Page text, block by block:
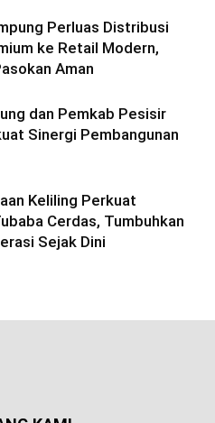
Perluas Distribusi
ke Retail Modern,
Aman
dan Pemkab Pesisir
Sinergi Pembangunan
Keliling Perkuat
Cerdas, Tumbuhkan
Sejak Dini